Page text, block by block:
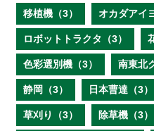
移植機（3） オカダアイ
ロボットトラクタ（3）
色彩選別機（3） 南東北
静岡（3） 日本曹達（3）
草刈り（3） 除草機（3）